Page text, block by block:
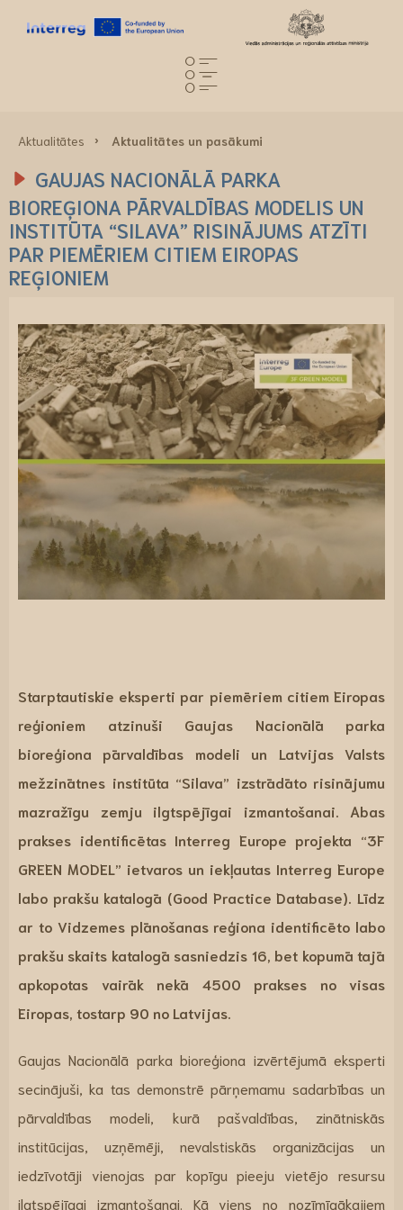
Aktualitātes Aktualitātes un pasākumi
GAUJAS NACIONĀLĀ PARKA
BIOREĢIONA PĀRVALDĪBAS MODELIS UN
INSTITŪTA “SILAVA” RISINĀJUMS ATZĪTI
PAR PIEMĒRIEM CITIEM EIROPAS
REĢIONIEM
Starptautiskie eksperti par piemēriem citiem Eiropas
reģioniem atzinuši Gaujas Nacionālā parka
bioreģiona pārvaldības modeli un Latvijas Valsts
mežzinātnes institūta “Silava” izstrādāto risinājumu
mazražīgu zemju ilgtspējīgai izmantošanai. Abas
prakses identificētas Interreg Europe projekta “3F
GREEN MODEL” ietvaros un iekļautas Interreg Europe
labo prakšu katalogā (Good Practice Database). Līdz
ar to Vidzemes plānošanas reģiona identificēto labo
prakšu skaits katalogā sasniedzis 16, bet kopumā tajā
apkopotas vairāk nekā 4500 prakses no visas
Eiropas, tostarp 90 no Latvijas.
Gaujas Nacionālā parka bioreģiona izvērtējumā eksperti
secinājuši, ka tas demonstrē pārņemamu sadarbības un
pārvaldības modeli, kurā pašvaldības, zinātniskās
institūcijas, uzņēmēji, nevalstiskās organizācijas un
iedzīvotāji vienojas par kopīgu pieeju vietējo resursu
ilgtspējīgai izmantošanai. Kā viens no nozīmīgākajiem